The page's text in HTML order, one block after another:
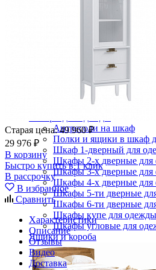
Кровати двуспальные
Кровати односпальные
Кровати полутороспальные
Решетки и настилы под матрас
Туалетные столики
Тумбы прикроватные
Антресоли на шкаф
Полки и ящики в шкаф
Шкаф 1-дверный для
Шкафы 2-х дверные для
Шкафы 3-х дверные для
Шкафы 4-х дверные для
Шкафы 5-ти дверные
Шкафы 6-ти дверные
Шкафы купе для одежды
Шкафы угловые для
Ящики и короба
Старая цена:49 960 ₽
29 976 ₽
В корзину
Быстро купить в 1 клик
В рассрочку
В избранное
Сравнить
Характеристики
Описание
Отзывы
Видео
Доставка